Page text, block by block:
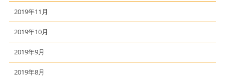
2019年11月
2019年10月
2019年9月
2019年8月